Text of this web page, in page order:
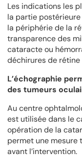
Les indications les
la partie
la périphérie de la
transparence des
cataracte ou
déchirures de
L’échographie
des tumeurs
Au centre
est utilisée dans le
opération de la
permet une mesure
avant l’intervention.